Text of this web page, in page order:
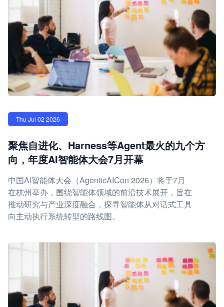
Thu Jul 02 2026
聚焦自进化、Harness等Agent最火的九个方
向，年度AI智能体大会7月开幕
中国AI智能体大会（AgenticAICon 2026）将于7月
在杭州举办，围绕智能体领域的前沿技术展开，旨在
推动研究与产业深度融合，探寻智能体从对话式工具
向主动执行系统转型的路线图。